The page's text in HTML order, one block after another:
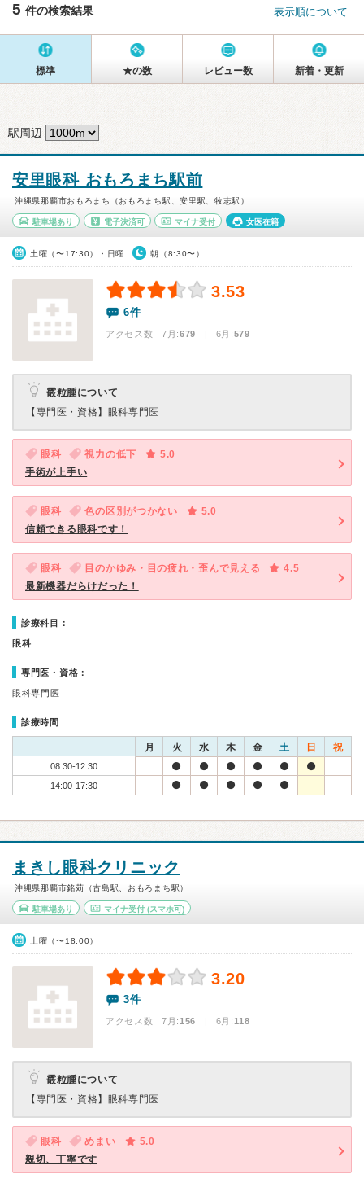
5 件の検索結果 表示順について
標準 ★の数 レビュー数 新着・更新
駅周辺
安里眼科 おもろまち駅前
沖縄県那覇市おもろまち（おもろまち駅、安里駅、牧志駅）
駐車場あり 電子決済可 マイナ受付 女医在籍
土曜（〜17:30）・日曜 朝（8:30〜）
3.53
6件
アクセス数 7月:679 | 6月:579
霰粒腫について
【専門医・資格】 眼科専門医
眼科 視力の低下
5.0
手術が上手い
眼科 色の区別がつかない
5.0
信頼できる眼科です！
眼科 目のかゆみ・目の疲れ・歪んで見える
4.5
最新機器だらけだった！
診療科目：
眼科
専門医・資格：
眼科専門医
診療時間
月 火 水 木 金 土 日 祝
08:30-12:30
14:00-17:30
まきし眼科クリニック
沖縄県那覇市銘苅（古島駅、おもろまち駅）
駐車場あり マイナ受付(スマホ可)
土曜（〜18:00）
3.20
3件
アクセス数 7月:156 | 6月:118
霰粒腫について
【専門医・資格】 眼科専門医
眼科 めまい
5.0
親切、丁寧です